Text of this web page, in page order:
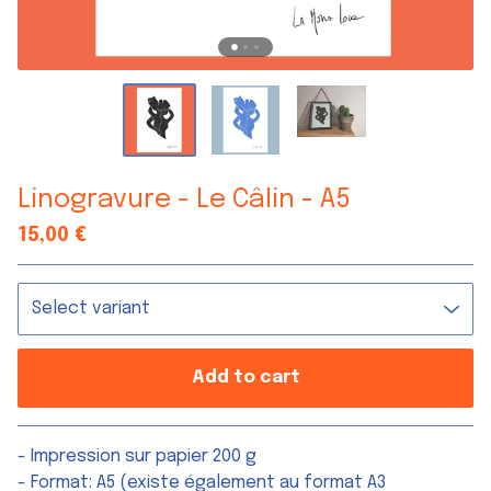
Linogravure - Le Câlin - A5
15,00 €
Add to cart
Go to cart
- Impression sur papier 200 g
- Format: A5 (existe également au format A3